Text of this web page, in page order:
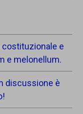
costituzionale e
e melonellum.
discussione è